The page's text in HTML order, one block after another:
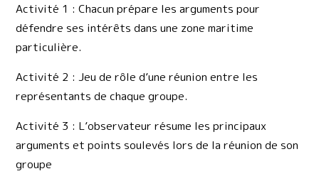
Activité 1 : Chacun prépare les arguments pour
défendre ses intérêts dans une zone maritime
particulière.
Activité 2 : Jeu de rôle d’une réunion entre les
représentants de chaque groupe.
Activité 3 : L’observateur résume les principaux
arguments et points soulevés lors de la réunion de son
groupe